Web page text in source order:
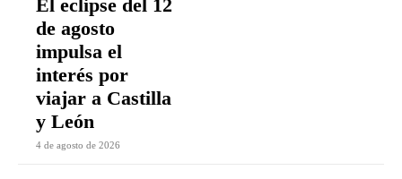
El eclipse del 12
de agosto
impulsa el
interés por
viajar a Castilla
y León
4 de agosto de 2026